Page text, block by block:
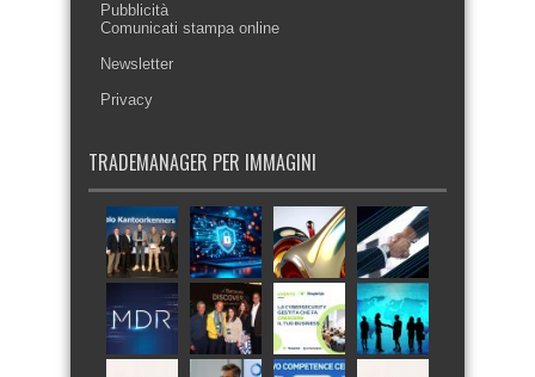
Pubblicità
Comunicati stampa online
Newsletter
Privacy
TRADEMANAGER PER IMMAGINI